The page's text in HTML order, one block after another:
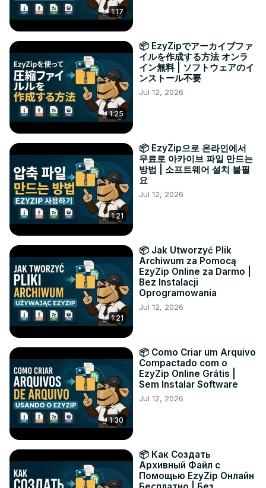
1:17
1:25
📦 EzyZipでアーカイブファ
イルを作成する方法 オンラ
イン無料 | ソフトウェアのイ
ンストール不要
Jul 12, 2026
1:21
📦 EzyZip으로 온라인에서
무료로 아카이브 파일 만드는
방법 | 소프트웨어 설치 불필
요
Jul 12, 2026
1:21
📦 Jak Utworzyć Plik
Archiwum za Pomocą
EzyZip Online za Darmo |
Bez Instalacji
Oprogramowania
Jul 12, 2026
1:30
📦 Como Criar um Arquivo
Compactado com o
EzyZip Online Grátis |
Sem Instalar Software
Jul 12, 2026
📦 Как Создать
Архивный Файл с
Помощью EzyZip Онлайн